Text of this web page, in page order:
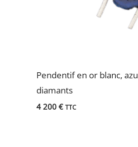
Pendentif en or blanc,
diamants
4 200 € TTC